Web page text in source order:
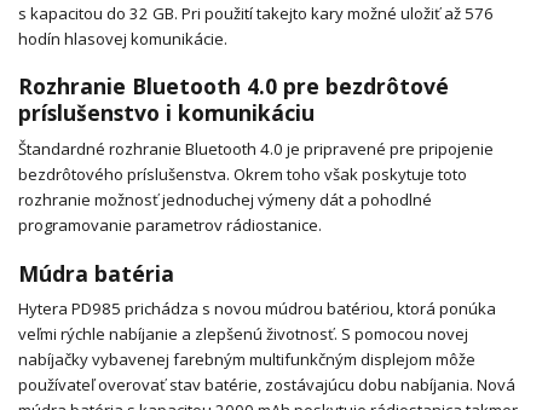
s kapacitou do 32 GB. Pri použití takejto kary možné uložiť až 576
hodín hlasovej komunikácie.
Rozhranie Bluetooth 4.0 pre bezdrôtové
príslušenstvo i komunikáciu
Štandardné rozhranie Bluetooth 4.0 je pripravené pre pripojenie
bezdrôtového príslušenstva. Okrem toho však poskytuje toto
rozhranie možnosť jednoduchej výmeny dát a pohodlné
programovanie parametrov rádiostanice.
Múdra batéria
Hytera PD985 prichádza s novou múdrou batériou, ktorá ponúka
veľmi rýchle nabíjanie a zlepšenú životnosť. S pomocou novej
nabíjačky vybavenej farebným multifunkčným displejom môže
používateľ overovať stav batérie, zostávajúcu dobu nabíjania. Nová